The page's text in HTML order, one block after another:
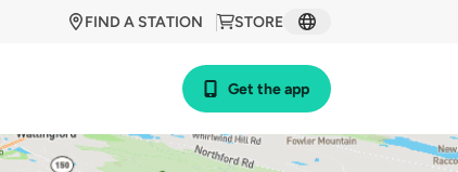
STORE
FIND A STATION
Get the app